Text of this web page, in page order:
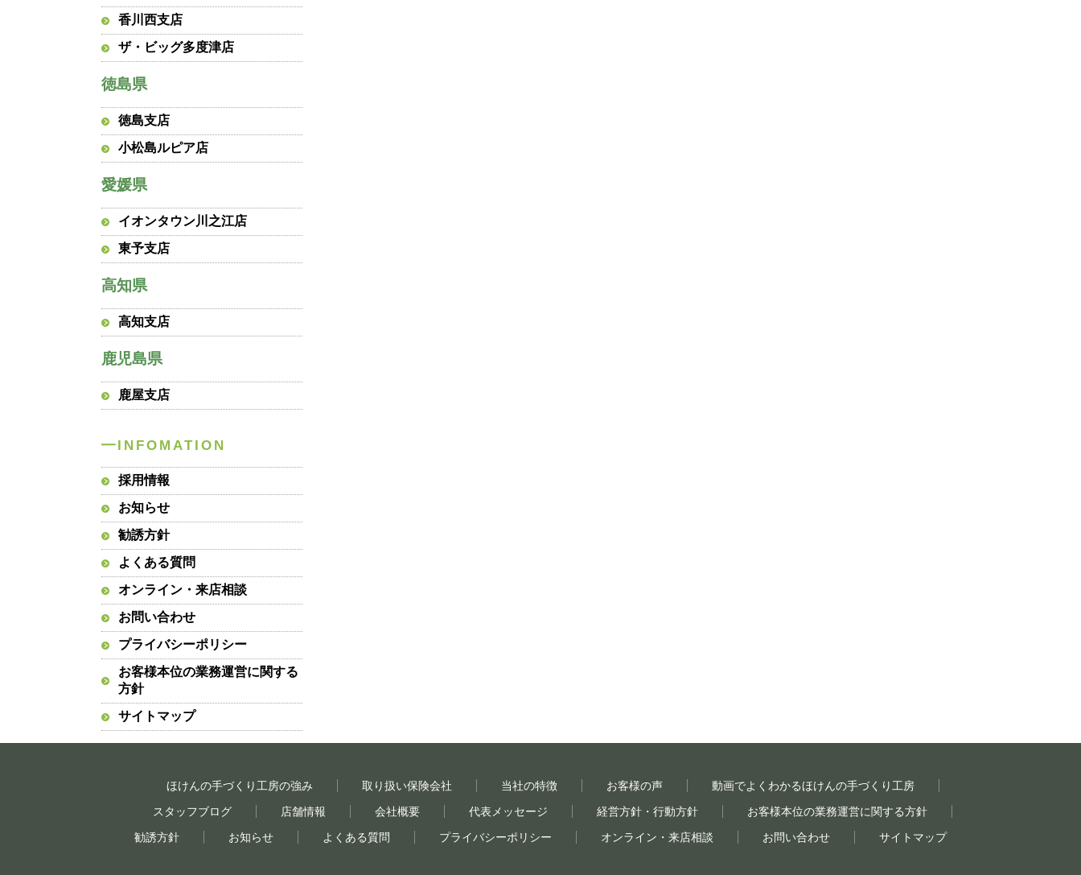
香川西支店
ザ・ビッグ多度津店
徳島県
徳島支店
小松島ルピア店
愛媛県
イオンタウン川之江店
東予支店
高知県
高知支店
鹿児島県
鹿屋支店
採用情報
お知らせ
勧誘方針
よくある質問
オンライン・来店相談
お問い合わせ
プライバシーポリシー
お客様本位の業務運営に関する
方針
サイトマップ
ほけんの手づくり工房の強み 取り扱い保険会社 当社の特徴 お客様の声
動画でよくわかるほけんの手づくり工房
スタッフブログ
店舗情報 会社概要 代表メッセージ 経営方針・行動方針
お客様本位の業務運営に関する方針
勧誘方針
お知らせ よくある質問 プライバシーポリシー オンライン・来店相談 お問い合わせ サイトマップ